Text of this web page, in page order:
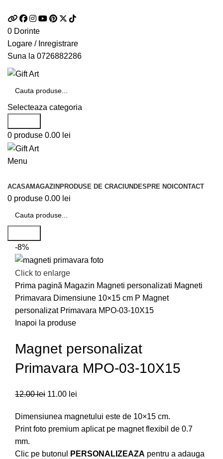
0 Dorinte
Logare / Inregistrare
Suna la 0726882286
Selecteaza categoria
0 produse 0.00 lei
Menu
ACASAMAGAZINPRODUSE DE CRACIUNDESPRE NOICONTACT
0 produse 0.00 lei
-8%
Click to enlarge
Prima pagină Magazin Magneti personalizati Magneti
Primavara Dimensiune 10×15 cm P Magnet
personalizat Primavara MPO-03-10X15
Inapoi la produse
Magnet personalizat
Primavara MPO-03-10X15
12.00lei 11.00 lei
Dimensiunea magnetului este de 10×15 cm.
Print foto premium aplicat pe magnet flexibil de 0.7
mm.
Clic pe butonul
PERSONALIZEAZA pentru a adauga